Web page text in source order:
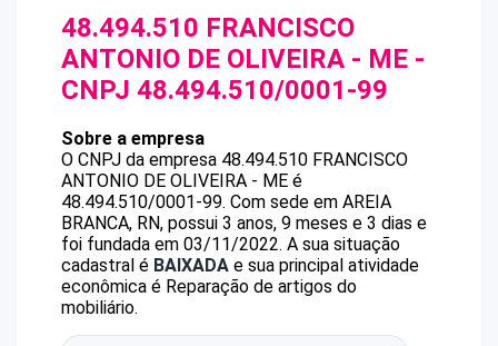
48.494.510 FRANCISCO
ANTONIO DE OLIVEIRA - ME -
CNPJ 48.494.510/0001-99
Sobre a empresa
O CNPJ da empresa 48.494.510 FRANCISCO
ANTONIO DE OLIVEIRA - ME é
48.494.510/0001-99. Com sede em AREIA
BRANCA, RN, possui 3 anos, 9 meses e 3 dias e
foi fundada em 03/11/2022. A sua situação
cadastral é BAIXADA e sua principal atividade
econômica é Reparação de artigos do
mobiliário.